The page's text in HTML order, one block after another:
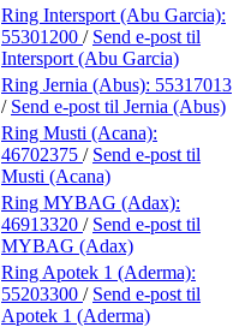
Ring Intersport (Abu Garcia):
55301200 / Send e-post til
Intersport (Abu Garcia)
Ring Jernia (Abus): 55317013
/ Send e-post til Jernia (Abus)
Ring Musti (Acana):
46702375 / Send e-post til
Musti (Acana)
Ring MYBAG (Adax):
46913320 / Send e-post til
MYBAG (Adax)
Ring Apotek 1 (Aderma):
55203300 / Send e-post til
Apotek 1 (Aderma)